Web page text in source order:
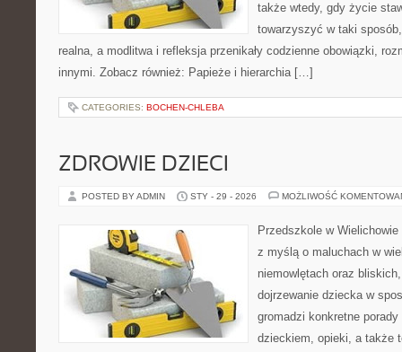
także wtedy, gdy życie
towarzyszyć w taki
realna, a modlitwa i refleksja przenikały codzienne obowiązki,
innymi. Zobacz również: Papieże i hierarchia […]
CATEGORIES: BOCHEN-CHLEBA
ZDROWIE DZIECI
POSTED BY ADMIN STY - 29 - 2026 MOŻLIWOŚĆ
Przedszkole w
z myślą o maluchach w
niemowlętach oraz
dojrzewanie dziecka w
gromadzi konkretne
dzieckiem, opieki, a także